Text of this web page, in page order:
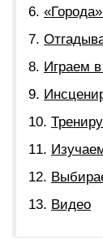
Играем
Видео